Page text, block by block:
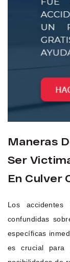
Maneras
Ser
En Culver
Los
confundidas
específicas
es crucial para